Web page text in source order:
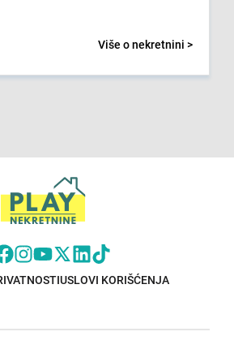
Više o nekretnini >
USLOVI KORIŠĆENJA